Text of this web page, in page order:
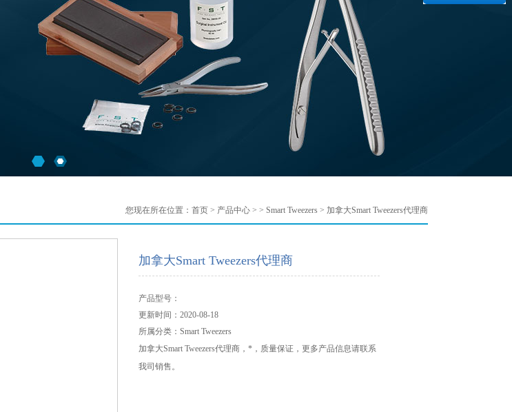
您现在所在位置： 首页 > 产品中心 > > Smart Tweezers > 加拿大Smart Tweezers代理商
加拿大Smart Tweezers代理商
产品型号：
更新时间：2020-08-18
所属分类：Smart Tweezers
加拿大Smart Tweezers代理商，*，质量保证，更多产品信息请联系
我司销售。